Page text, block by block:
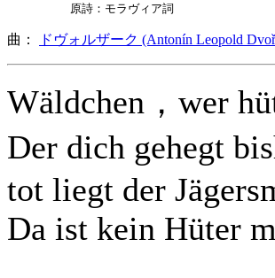
原詩：モラヴィア詞
曲： ドヴォルザーク (Antonín Leopold
Wäldchen，wer
Der dich gehegt
tot liegt der
Da ist kein Hüter